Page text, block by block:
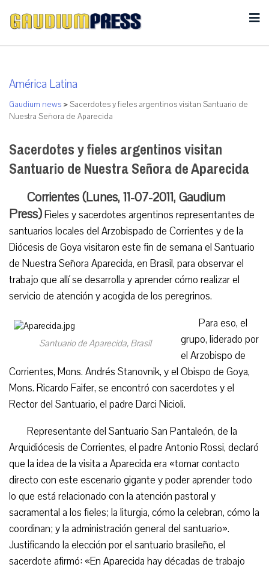
América Latina
Gaudium news >Sacerdotes y fieles argentinos visitan Santuario de
Nuestra Señora de Aparecida
Sacerdotes y fieles argentinos visitan
Santuario de Nuestra Señora de Aparecida
Corrientes (Lunes, 11-07-2011, Gaudium
Press)Fieles y sacerdotes argentinos representantes de
santuarios locales del Arzobispado de Corrientes y de la
Diócesis de Goya visitaron este fin de semana el Santuario
de Nuestra Señora Aparecida, en Brasil, para observar el
trabajo que allí se desarrolla y aprender cómo realizar el
servicio de atención y acogida de los peregrinos.
Santuario de Aparecida, Brasil
Para eso, el
grupo, liderado por
el Arzobispo de
Corrientes, Mons. Andrés Stanovnik, y el Obispo de Goya,
Mons. Ricardo Faifer, se encontró con sacerdotes y el
Rector del Santuario, el padre Darci Nicioli.
Representante del Santuario San Pantaleón, de la
Arquidiócesis de Corrientes, el padre Antonio Rossi, declaró
que la idea de la visita a Aparecida era «tomar contacto
directo con este escenario gigante y poder aprender todo
lo que está relacionado con la atención pastoral y
sacramental a los fieles; la liturgia, cómo la celebran, cómo la
coordinan; y la administración general del santuario».
Justificando la elección por el santuario brasileño, el
sacerdote afirmó: «En Aparecida hay décadas de trabajo